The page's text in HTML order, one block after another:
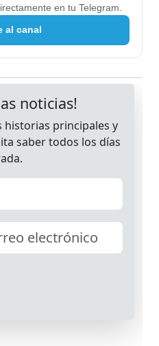
en tu Telegram.
al canal